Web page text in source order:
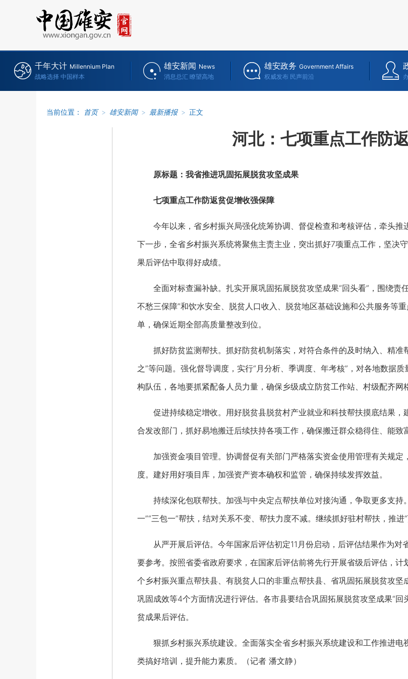
千年大计 Millennium Plan
战略选择 中国样本
雄安新闻 News
消息总汇 瞭望高地
雄安政务 Government Affairs
权威发布 民声前沿
当前位置： 首页 > 雄安新闻 > 最新播报 > 正文
河北：七项重点工作防
原标题：我省推进巩固拓展脱贫攻坚成果
七项重点工作防返贫促增收强保障
今年以来，省乡村振兴局强化统筹协调、督促检查和考核评估，牵头推
下一步，全省乡村振兴系统将聚焦主责主业，突出抓好7项重点工作，坚决
果后评估中取得好成绩。
全面对标查漏补缺。扎实开展巩固拓展脱贫攻坚成果“回头看”，围绕责
不愁三保障”和饮水安全、脱贫人口收入、脱贫地区基础设施和公共服务等
单，确保近期全部高质量整改到位。
抓好防贫监测帮扶。抓好防贫机制落实，对符合条件的及时纳入、精准
之”等问题。强化督导调度，实行“月分析、季调度、年考核”，对各地数据
构队伍，各地要抓紧配备人员力量，确保乡级成立防贫工作站、村级配齐网
促进持续稳定增收。用好脱贫县脱贫村产业就业和科技帮扶摸底结果，
合发改部门，抓好易地搬迁后续扶持各项工作，确保搬迁群众稳得住、能致
加强资金项目管理。协调督促有关部门严格落实资金使用管理有关规定
度。建好用好项目库，加强资产资本确权和监管，确保持续发挥效益。
持续深化包联帮扶。加强与中央定点帮扶单位对接沟通，争取更多支持
一”“三包一”帮扶，结对关系不变、帮扶力度不减。继续抓好驻村帮扶，推进
从严开展后评估。今年国家后评估初定11月份启动，后评估结果作为对
要参考。按照省委省政府要求，在国家后评估前将先行开展省级后评估，
个乡村振兴重点帮扶县、有脱贫人口的非重点帮扶县、省巩固拓展脱贫攻坚
巩固成效等4个方面情况进行评估。各市县要结合巩固拓展脱贫攻坚成果“
贫成果后评估。
狠抓乡村振兴系统建设。全面落实全省乡村振兴系统建设和工作推进电
类搞好培训，提升能力素质。（记者 潘文静）